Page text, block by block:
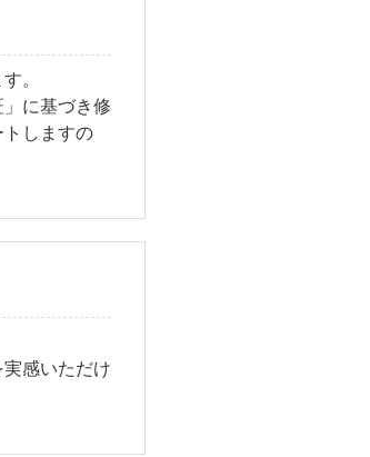
。
に基づき修
しますの
感いただけ